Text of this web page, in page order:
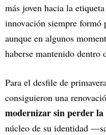
más joven hacia la etiqueta
innovación siempre formó
aunque en algunos
haberse mantenido dentro
Para el desfile de
consiguieron una
modernizar sin perder la
núcleo de su identidad